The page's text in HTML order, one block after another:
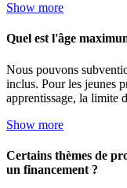
Show more
Quel est l'âge
Nous pouvons
inclus. Pour les jeunes
apprentissage, la limite
Show more
Certains thèmes de
un financement ?